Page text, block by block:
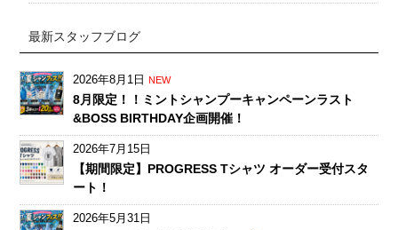
最新スタッフブログ
2026年8月1日 NEW
8月限定！！ミントシャンプーキャンペーンラスト
&BOSS BIRTHDAY企画開催！
2026年7月15日
【期間限定】PROGRESS Tシャツ オーダー受付スタ
ート！
2026年5月31日